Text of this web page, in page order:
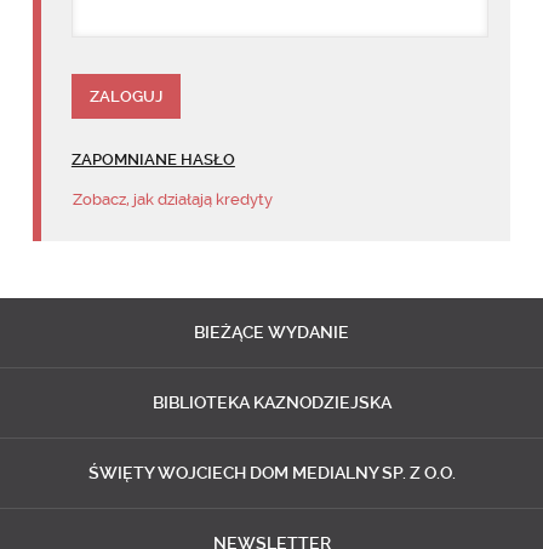
ZAPOMNIANE HASŁO
Zobacz, jak działają kredyty
BIEŻĄCE WYDANIE
BIBLIOTEKA KAZNODZIEJSKA
ŚWIĘTY WOJCIECH DOM MEDIALNY SP. Z O.O.
NEWSLETTER